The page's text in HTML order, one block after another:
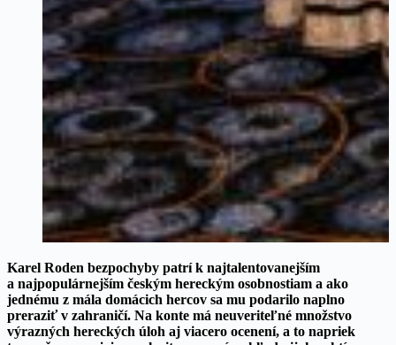
Karel Roden bezpochyby patrí k najtalentovanejším
a najpopulárnejším českým hereckým osobnostiam a ako
jednému z mála domácich hercov sa mu podarilo naplno
preraziť v zahraničí. Na konte má neuveriteľné množstvo
výrazných hereckých úloh aj viacero ocenení, a to napriek